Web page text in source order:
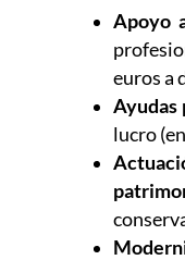
Apoyo
euros a
Ayudas
lucro